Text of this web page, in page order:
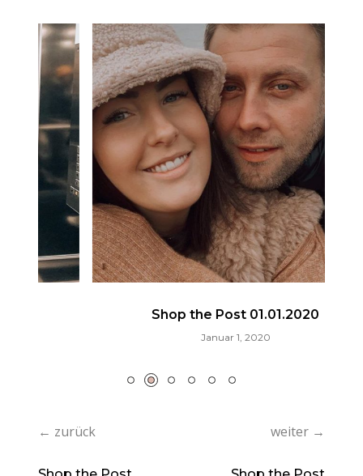
Shop the Post 01.01.2020
Januar 1, 2020
← zurück weiter →